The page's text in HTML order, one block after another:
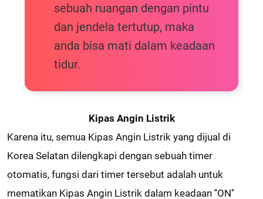
sebuah ruangan dengan pintu
dan jendela tertutup, maka
anda bisa mati dalam keadaan
tidur.
Kipas Angin Listrik
Karena itu, semua Kipas Angin Listrik yang dijual di
Korea Selatan dilengkapi dengan sebuah timer
otomatis, fungsi dari timer tersebut adalah untuk
mematikan Kipas Angin Listrik dalam keadaan ''ON''